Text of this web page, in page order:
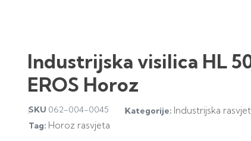
Industrijska visilica HL
EROS Horoz
SKU 062-004-0045 Kategorije: Industrijska
Tag: Horoz rasvjeta